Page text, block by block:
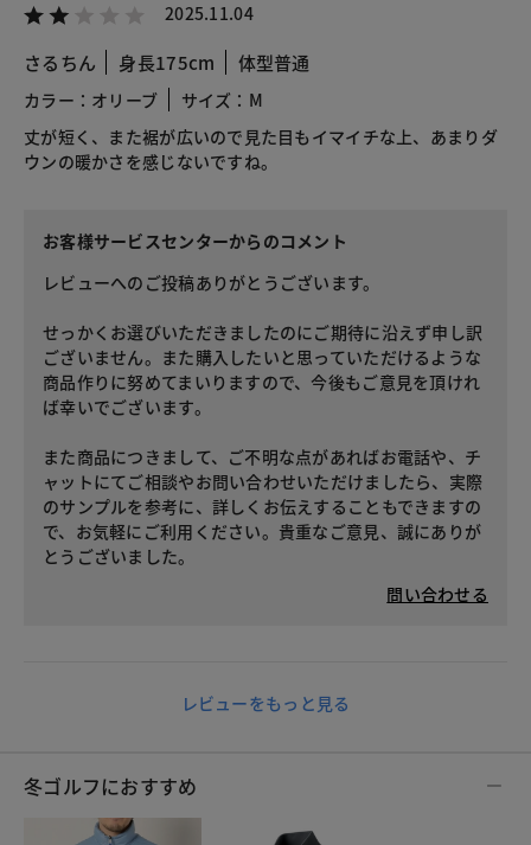
2025.11.04
さるちん 身長175cm 体型普通
カラー：オリーブ
サイズ：M
丈が短く、また裾が広いので見た目もイマイチな上、あまりダ
ウンの暖かさを感じないですね。
お客様サービスセンターからのコメント
レビューへのご投稿ありがとうございます。
せっかくお選びいただきましたのにご期待に沿えず申し訳
ございません。また購入したいと思っていただけるような
商品作りに努めてまいりますので、今後もご意見を頂けれ
ば幸いでございます。
また商品につきまして、ご不明な点があればお電話や、チ
ャットにてご相談やお問い合わせいただけましたら、実際
のサンプルを参考に、詳しくお伝えすることもできますの
で、お気軽にご利用ください。貴重なご意見、誠にありが
とうございました。
問い合わせる
レビューをもっと見る
冬ゴルフにおすすめ